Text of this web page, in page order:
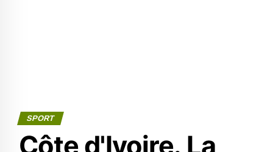
SPORT
Côte d'Ivoire. La